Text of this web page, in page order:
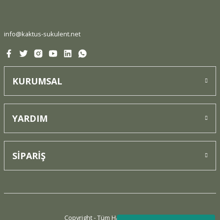
info@kaktus-sukulent.net
KURUMSAL
YARDIM
SİPARİŞ
Copyright - Tüm Hakları Saklıdır.